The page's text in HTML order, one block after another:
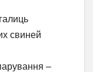
свиней
–